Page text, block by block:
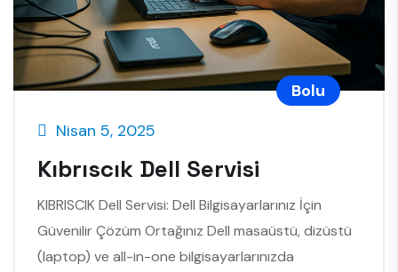
Bolu
Nisan 5, 2025
Kıbrıscık Dell Servisi
KIBRISCIK Dell Servisi: Dell Bilgisayarlarınız İçin
Güvenilir Çözüm Ortağınız Dell masaüstü, dizüstü
(laptop) ve all-in-one bilgisayarlarınızda